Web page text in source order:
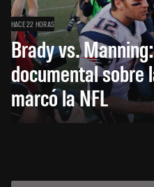
HACE 22 HORAS
Brady vs.
documental sobre
marcó la NFL